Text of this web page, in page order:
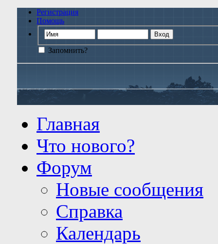
Регистрация
Помощь
Запомнить?
Главная
Что нового?
Форум
Новые сообщения
Справка
Календарь